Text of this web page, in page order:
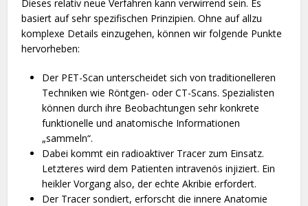
Dieses relativ neue Verfahren kann verwirrend sein. Es
basiert auf sehr spezifischen Prinzipien. Ohne auf allzu
komplexe Details einzugehen, können wir folgende Punkte
hervorheben:
Der PET-Scan unterscheidet sich von traditionelleren
Techniken wie Röntgen- oder CT-Scans. Spezialisten
können durch ihre Beobachtungen sehr konkrete
funktionelle und anatomische Informationen
„sammeln“.
Dabei kommt ein radioaktiver Tracer zum Einsatz.
Letzteres wird dem Patienten intravenös injiziert. Ein
heikler Vorgang also, der echte Akribie erfordert.
Der Tracer sondiert, erforscht die innere Anatomie